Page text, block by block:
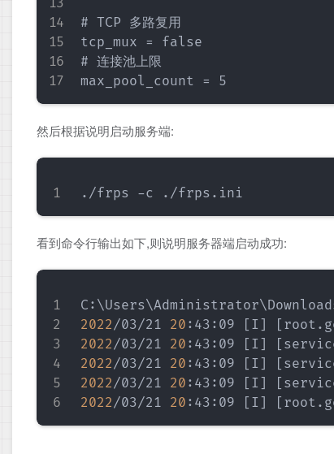
# TCP 多路复用
tcp_mux = false
# 连接池上限
然后根据说明启动服务端:
看到命令行输出如下,则说明服务器端启动成功:
C: \Users\Administrator\
2022/03/21 20 :43:09 I
2022/03/21 20 :43:09 I
2022/03/21 20 :43:09 I
2022/03/21 20 :43:09 I
2022/03/21 20 :43:09 I